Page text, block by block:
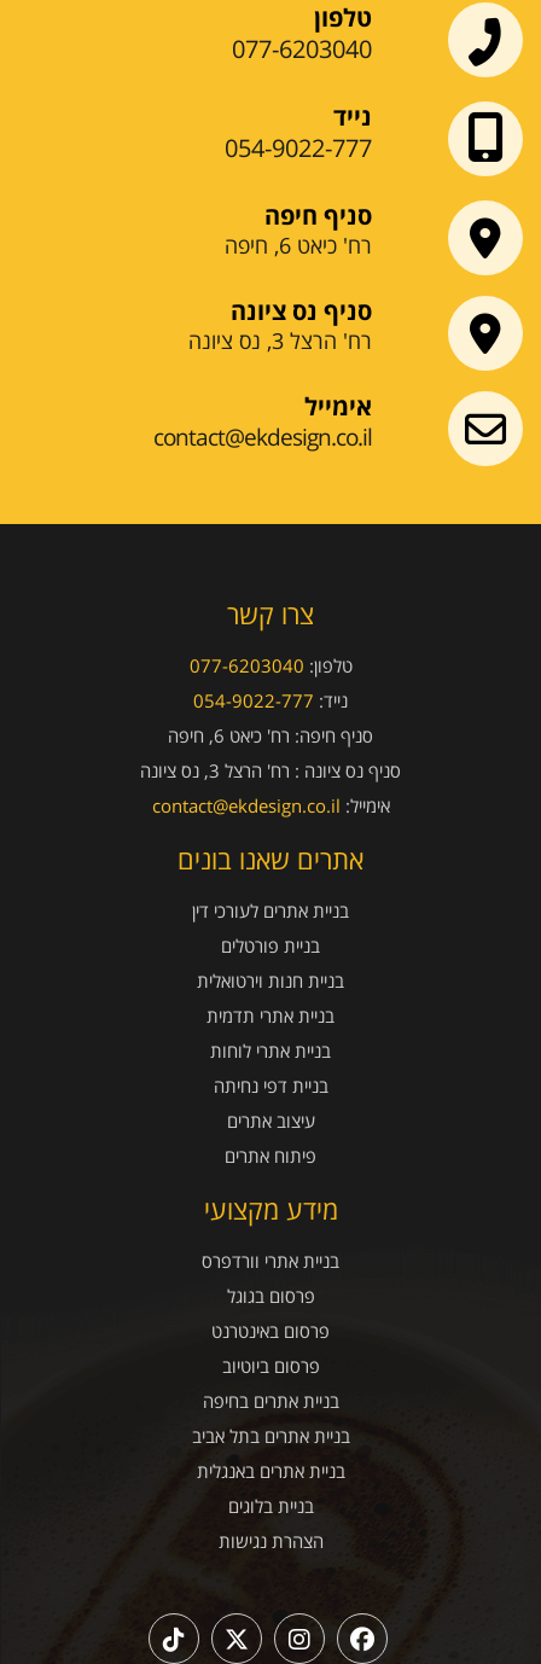
טלפון
077-6203040
נייד
054-9022-777
סניף חיפה
רח' כיאט 6, חיפה
סניף נס ציונה
רח' הרצל 3, נס ציונה
אימייל
contact@ekdesign.co.il
צרו קשר
טלפון: 077-6203040
נייד: 054-9022-777
סניף חיפה: רח' כיאט 6, חיפה
סניף נס ציונה : רח' הרצל 3, נס ציונה
אימייל: contact@ekdesign.co.il
אתרים שאנו בונים
בניית אתרים לעורכי דין
בניית פורטלים
בניית חנות וירטואלית
בניית אתרי תדמית
בניית אתרי לוחות
בניית דפי נחיתה
עיצוב אתרים
פיתוח אתרים
מידע מקצועי
בניית אתרי וורדפרס
פרסום בגוגל
פרסום באינטרנט
פרסום ביוטיוב
בניית אתרים בחיפה
בניית אתרים בתל אביב
בניית אתרים באנגלית
בניית בלוגים
הצהרת נגישות